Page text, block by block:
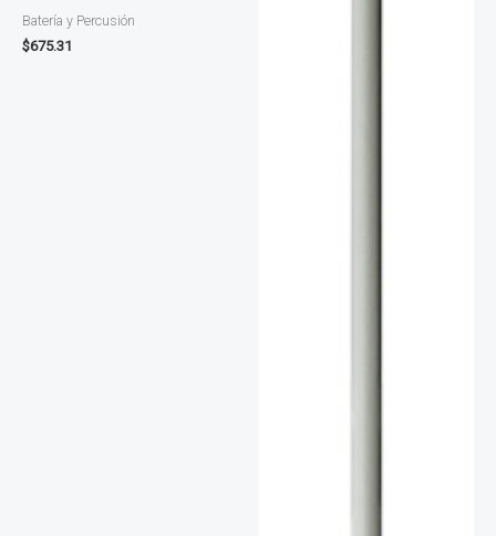
Batería y Percusión
$675.31